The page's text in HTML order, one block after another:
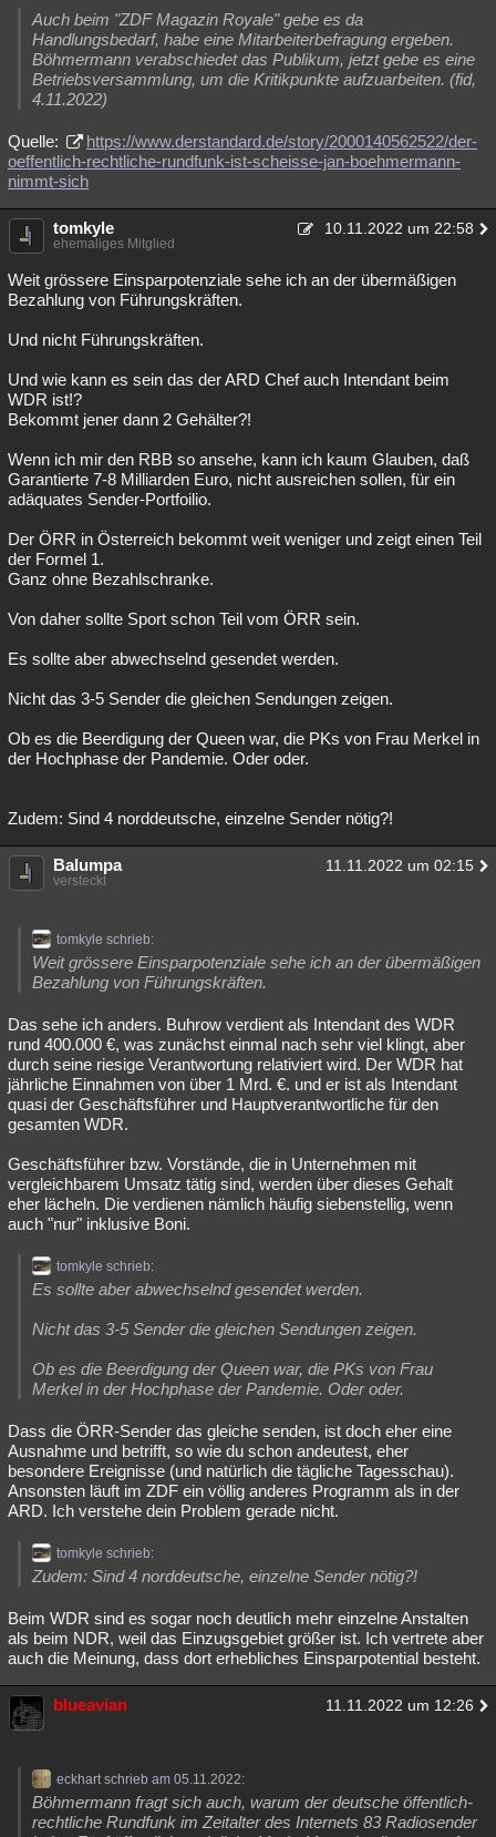
Auch beim "ZDF Magazin Royale" gebe es da
Handlungsbedarf, habe eine Mitarbeiterbefragung ergeben.
Böhmermann verabschiedet das Publikum, jetzt gebe es eine
Betriebsversammlung, um die Kritikpunkte aufzuarbeiten. (fid,
4.11.2022)
Quelle:
https://www.derstandard.de/story/2000140562522/der-
oeffentlich-rechtliche-rundfunk-ist-scheisse-jan-boehmermann-
nimmt-sich
tomkyle 10.11.2022 um 22:58
ehemaliges Mitglied
Weit grössere Einsparpotenziale sehe ich an der übermäßigen
Bezahlung von Führungskräften.
Und nicht Führungskräften.
Und wie kann es sein das der ARD Chef auch Intendant beim
WDR ist!?
Bekommt jener dann 2 Gehälter?!
Wenn ich mir den RBB so ansehe, kann ich kaum Glauben, daß
Garantierte 7-8 Milliarden Euro, nicht ausreichen sollen, für ein
adäquates Sender-Portfoilio.
Der ÖRR in Österreich bekommt weit weniger und zeigt einen Teil
der Formel 1.
Ganz ohne Bezahlschranke.
Von daher sollte Sport schon Teil vom ÖRR sein.
Es sollte aber abwechselnd gesendet werden.
Nicht das 3-5 Sender die gleichen Sendungen zeigen.
Ob es die Beerdigung der Queen war, die PKs von Frau Merkel in
der Hochphase der Pandemie. Oder oder.
Zudem: Sind 4 norddeutsche, einzelne Sender nötig?!
Balumpa 11.11.2022 um 02:15
versteckt
tomkyle schrieb:
Weit grössere Einsparpotenziale sehe ich an der übermäßigen
Bezahlung von Führungskräften.
Das sehe ich anders. Buhrow verdient als Intendant des WDR
rund 400.000 €, was zunächst einmal nach sehr viel klingt, aber
durch seine riesige Verantwortung relativiert wird. Der WDR hat
jährliche Einnahmen von über 1 Mrd. €. und er ist als Intendant
quasi der Geschäftsführer und Hauptverantwortliche für den
gesamten WDR.
Geschäftsführer bzw. Vorstände, die in Unternehmen mit
vergleichbarem Umsatz tätig sind, werden über dieses Gehalt
eher lächeln. Die verdienen nämlich häufig siebenstellig, wenn
auch "nur" inklusive Boni.
tomkyle schrieb:
Es sollte aber abwechselnd gesendet werden.
Nicht das 3-5 Sender die gleichen Sendungen zeigen.
Ob es die Beerdigung der Queen war, die PKs von Frau
Merkel in der Hochphase der Pandemie. Oder oder.
Dass die ÖRR-Sender das gleiche senden, ist doch eher eine
Ausnahme und betrifft, so wie du schon andeutest, eher
besondere Ereignisse (und natürlich die tägliche Tagesschau).
Ansonsten läuft im ZDF ein völlig anderes Programm als in der
ARD. Ich verstehe dein Problem gerade nicht.
tomkyle schrieb:
Zudem: Sind 4 norddeutsche, einzelne Sender nötig?!
Beim WDR sind es sogar noch deutlich mehr einzelne Anstalten
als beim NDR, weil das Einzugsgebiet größer ist. Ich vertrete aber
auch die Meinung, dass dort erhebliches Einsparpotential besteht.
blueavian 11.11.2022 um 12:26
eckhart schrieb am 05.11.2022:
Böhmermann fragt sich auch, warum der deutsche öffentlich-
rechtliche Rundfunk im Zeitalter des Internets 83 Radiosender